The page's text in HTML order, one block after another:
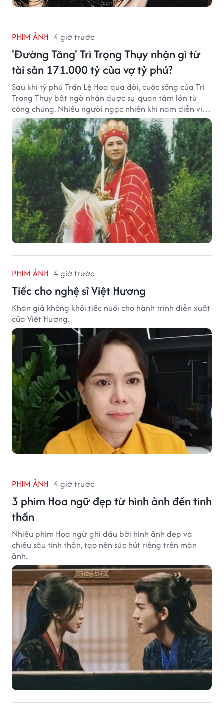
PHIM ẢNH 4 giờ trước
'Đường Tăng' Trì Trọng Thụy nhận gì từ
tài sản 171.000 tỷ của vợ tỷ phú?
Sau khi tỷ phú Trần Lệ Hoa qua đời, cuộc sống của Trì
Trọng Thụy bất ngờ nhận được sự quan tâm lớn từ
công chúng. Nhiều người ngạc nhiên khi nam diễn viên
nổi tiếng với vai Đường Tăng không xuất hiện trong
danh sách thừa kế khối tài sản hàng chục tỷ NDT.
PHIM ẢNH 4 giờ trước
Tiếc cho nghệ sĩ Việt Hương
Khán giả không khỏi tiếc nuối cho hành trình diễn xuất
của Việt Hương.
PHIM ẢNH 4 giờ trước
3 phim Hoa ngữ đẹp từ hình ảnh đến tinh
thần
Nhiều phim Hoa ngữ ghi dấu bởi hình ảnh đẹp và
chiều sâu tinh thần, tạo nên sức hút riêng trên màn
ảnh.